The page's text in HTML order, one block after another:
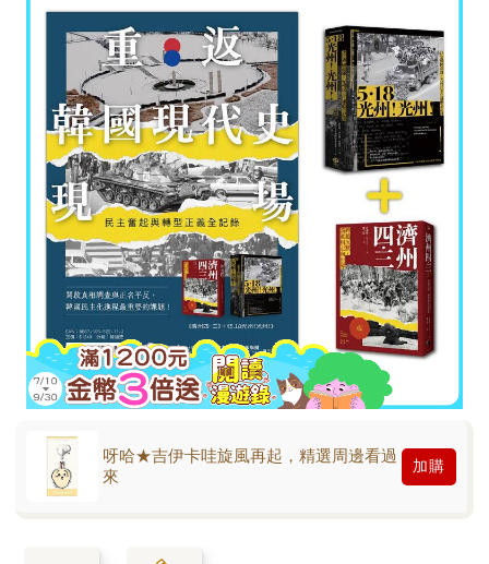
呀哈★吉伊卡哇旋風再起，精選周邊看過
來
加購